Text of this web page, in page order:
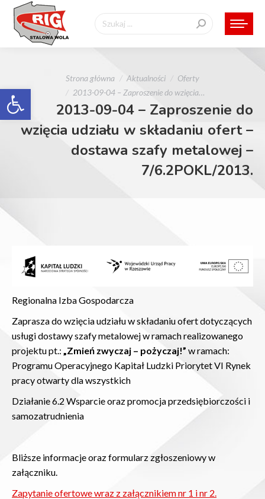
Otwórz pasek narzędzi
Szukaj:
Strona główna Aktualności
Oferty
2013-09-04 – Zaproszenie do wzięcia…
2013-09-04 – Zaproszenie do
wzięcia udziału w składaniu ofert –
dostawa szafy metalowej –
7/6.2POKL/2013.
Regionalna Izba Gospodarcza
Zaprasza do wzięcia udziału w składaniu ofert dotyczących
usługi dostawy szafy metalowej w ramach realizowanego
projektu pt.: „Zmień zwyczaj – pożyczaj!” w ramach:
Programu Operacyjnego Kapitał Ludzki Priorytet VI Rynek
pracy otwarty dla wszystkich
Działanie 6.2 Wsparcie oraz promocja przedsiębiorczości i
samozatrudnienia
Bliższe informacje oraz formularz zgłoszeniowy w
załączniku.
Zapytanie ofertowe wraz z załącznikiem nr 1 i nr 2.